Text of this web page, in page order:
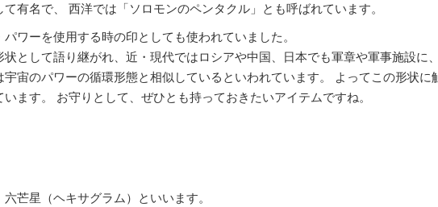
有名で、 西洋では「ソロモンのペンタクル」とも呼ばれています。
ワーを使用する時の印としても使われていました。
として語り継がれ、近・現代ではロシアや中国、日本でも軍章や軍事施設に
宙のパワーの循環形態と相似しているといわれています。 よってこの形状
ます。 お守りとして、ぜひとも持っておきたいアイテムですね。
芒星（ヘキサグラム）といいます。